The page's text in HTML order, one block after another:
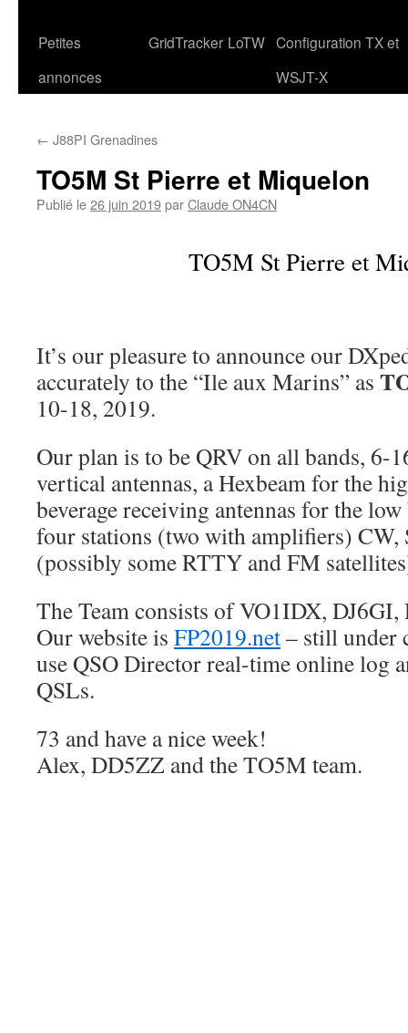
Petites
annonces
GridTracker LoTW Configuration TX et
WSJT-X
← J88PI Grenadines
TO5M St Pierre et Miquelon
Publié le26 juin 2019parClaude ON4CN
TO5M St Pierre et
It’s our pleasure to announce our
accurately to the “Ile aux Marins” as
10-18, 2019.
Our plan is to be QRV on all bands, 6-
vertical antennas, a Hexbeam for the
beverage receiving antennas for the
four stations (two with amplifiers) CW,
(possibly some RTTY and FM
The Team consists of VO1IDX,
Our website is FP2019.net– still under
use QSO Director real-time online log
QSLs.
73 and have a nice week!
Alex, DD5ZZ and the TO5M team.